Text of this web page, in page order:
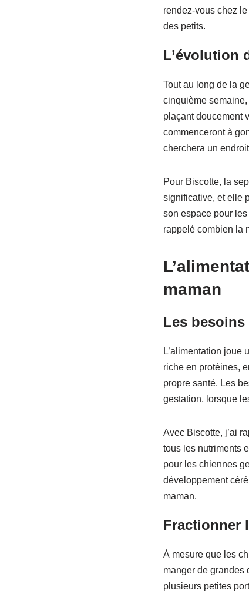
rendez-vous chez
des petits.
L’évolution
Tout au long de la
cinquième semaine,
plaçant doucement
commenceront à
cherchera un
Pour Biscotte, la
significative, et elle
son espace pour les
rappelé combien la
maman
Les
L’alimentation joue
riche en protéines,
propre santé. Les
gestation, lorsque
Avec Biscotte, j’ai
tous les nutriments
pour les chiennes
développement
maman.
Fractionner
À mesure que les
manger de grandes
plusieurs petites